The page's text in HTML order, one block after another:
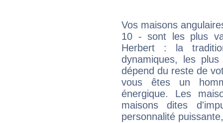
Vos maisons
10 - sont les plus
Herbert : la
dynamiques, les
dépend du reste de
vous êtes un
énergique. Les
maisons dites
personnalité